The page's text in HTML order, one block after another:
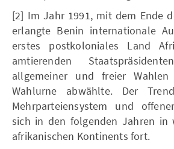
[2] Im Jahr 1991, mit dem Ende
erlangte Benin internationale
erstes postkoloniales Land
amtierenden
allgemeiner und freier
Wahlurne abwählte. Der
Mehrparteiensystem und
sich in den folgenden Jahren in
afrikanischen Kontinents fort.